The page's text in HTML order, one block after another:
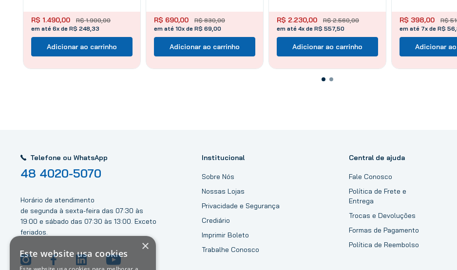
R$ 1.900,00
R$ 1.490,00
em até 6x de R$ 248,33
Adicionar ao carrinho
R$ 830,00
R$ 690,00
em até 10x de R$ 69,00
Adicionar ao carrinho
R$ 2.560,00
R$ 2.230,00
em até 4x de R$ 557,50
Adicionar ao carrinho
R$
R$ 398,00
em até 7x de R$
Adicionar
Telefone ou WhatsApp
48 4020-5070
Horário de atendimento
de segunda à sexta-feira das 07:30 às
19:00 e sábado das 07:30 às 13:00. Exceto
feriados.
Institucional
Sobre Nós
Nossas Lojas
Privacidade e Segurança
Crediário
Imprimir Boleto
Trabalhe Conosco
Central de ajuda
Fale Conosco
Política de Frete e
Entrega
Trocas e Devoluções
Formas de Pagamento
Política de Reembolso
×
Este website usa cookies